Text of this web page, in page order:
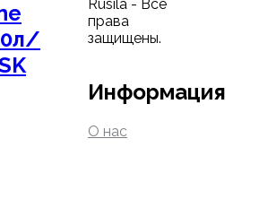
Rusila - Все
права
защищены.
Информация
О нас